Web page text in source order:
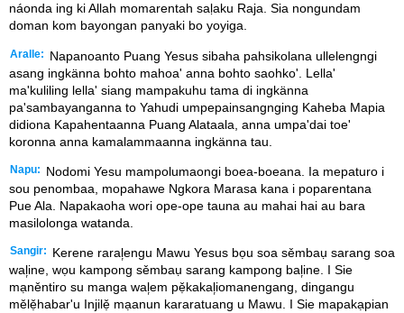
náonda ing ki Allah momarentah saḷaku Raja. Sia nongundam
doman kom bayongan panyaki bo yoyiga.
Aralle:
Napanoanto Puang Yesus sibaha pahsikolana ullelengngi
asang ingkänna bohto mahoa' anna bohto saohko'. Lella'
ma'kuliling lella' siang mampakuhu tama di ingkänna
pa'sambayanganna to Yahudi umpepainsangnging Kaheba Mapia
didiona Kapahentaanna Puang Alataala, anna umpa'dai toe'
koronna anna kamalammaanna ingkänna tau.
Napu:
Nodomi Yesu mampolumaongi boea-boeana. Ia mepaturo i
sou penombaa, mopahawe Ngkora Marasa kana i poparentana
Pue Ala. Napakaoha wori ope-ope tauna au mahai hai au bara
masilolonga watanda.
Sangir:
Kerene raral᷊engu Mawu Yesus bọu soa sěmbaụ sarang soa
wal᷊ine, wọu kampong sěmbaụ sarang kampong bal᷊ine. I Sie
mạněntiro su manga wal᷊em pẹ̌kakal᷊iomanengang, dingangu
mělẹ̌habar'u Injilẹ̌ mạanun kararatuang u Mawu. I Sie mapakạpian